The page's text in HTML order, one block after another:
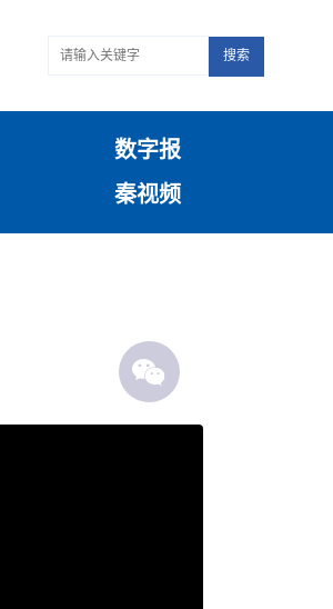
搜索
数字报
秦视频